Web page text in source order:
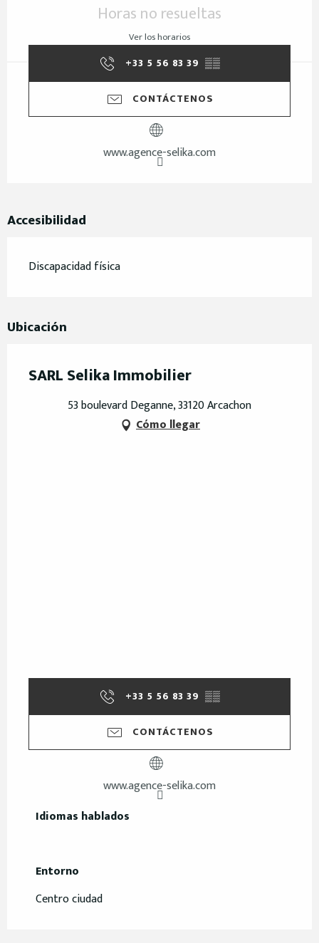
Horas no resueltas
Ver los horarios
+33 5 56 83 39 ▒▒
CONTÁCTENOS
www.agence-selika.com
Accesibilidad
Discapacidad física
Ubicación
SARL Selika Immobilier
53 boulevard Deganne, 33120 Arcachon
Cómo llegar
+33 5 56 83 39 ▒▒
CONTÁCTENOS
www.agence-selika.com
Idiomas hablados
Idiomas hablados
Entorno
Entorno
Centro ciudad